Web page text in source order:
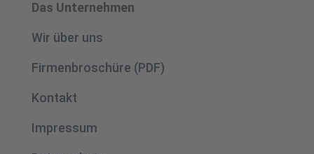
Das Unternehmen
Wir über uns
Firmenbroschüre (PDF)
Kontakt
Impressum